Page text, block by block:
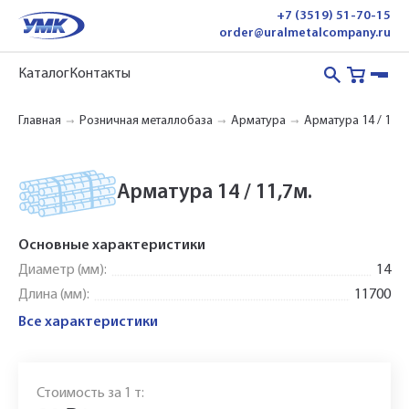
+7 (3519) 51-70-15
order@uralmetalcompany.ru
КаталогКонтакты
Главная Розничная металлобаза Арматура Арматура 14 /
Арматура 14 / 11,7м.
Основные характеристики
Диаметр (мм):
14
Длина (мм):
11700
Все характеристики
Стоимость за 1 т:
Укажите Ваш контактный телефон и имя
для связи, и наш менеджер поможет
сформировать Ваш заказ и рассчитать его
Заполните форму обратной связи, и наши